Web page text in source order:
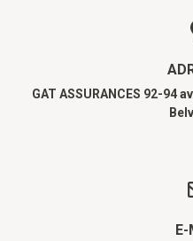
GAT ASSURANCES 92-94
E-